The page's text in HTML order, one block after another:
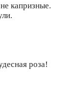
капризные.
роза!